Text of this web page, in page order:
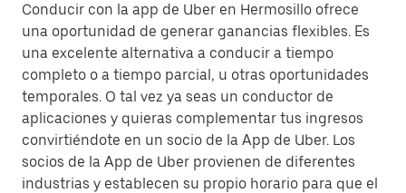
Conducir con la app de Uber en Hermosillo ofrece
una oportunidad de generar ganancias flexibles. Es
una excelente alternativa a conducir a tiempo
completo o a tiempo parcial, u otras oportunidades
temporales. O tal vez ya seas un conductor de
aplicaciones y quieras complementar tus ingresos
convirtiéndote en un socio de la App de Uber. Los
socios de la App de Uber provienen de diferentes
industrias y establecen su propio horario para que el